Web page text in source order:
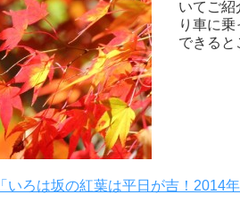
いてご
り車に
できる
「いろは坂の紅葉は平日が吉！2014